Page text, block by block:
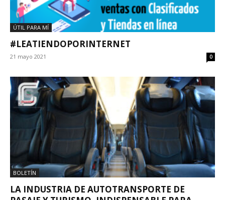
ÚTIL PARA MÍ
#LEATIENDOPORINTERNET
21 mayo 2021 0
BOLETÍN
LA INDUSTRIA DE AUTOTRANSPORTE DE